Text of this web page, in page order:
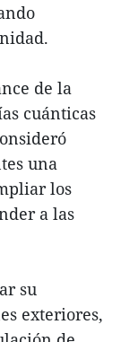
de la
cuánticas
una
los
a las
su
exteriores,